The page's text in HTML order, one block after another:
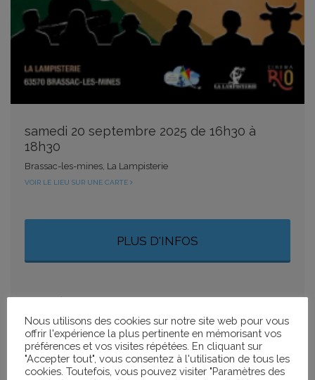
samedi 20 septembre 2025 de 16h30 à
18h30
Brassac-les-mines, La Lampisterie
VOIR LE LIEU SUR UNE CARTE
PLUS D'INFOS
+ GOOGLE CALENDAR + ICAL IMPORT
PARTAGER
Nous utilisons des cookies sur notre site web pour vous
offrir l'expérience la plus pertinente en mémorisant vos
préférences et vos visites répétées. En cliquant sur
"Accepter tout", vous consentez à l'utilisation de tous les
cookies. Toutefois, vous pouvez visiter "Paramètres des